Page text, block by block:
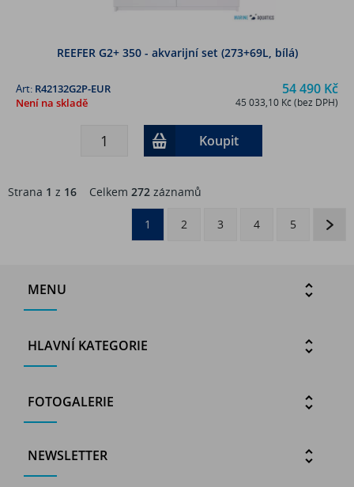
REEFER G2+ 350 - akvarijní set (273+69L, bílá)
54 490 Kč
45 033,10 Kč (bez DPH)
Art: R42132G2P-EUR
Není na skladě
Koupit
Strana 1 z 16 Celkem 272 záznamů
1 2 3 4 5
MENU
HLAVNÍ KATEGORIE
FOTOGALERIE
NEWSLETTER